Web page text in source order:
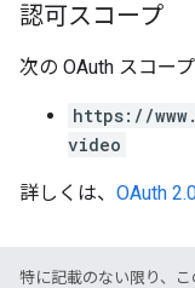
認可スコープ
次の OAuth スコー
https://
video
詳しくは、 OAuth
特に記載のない限り、